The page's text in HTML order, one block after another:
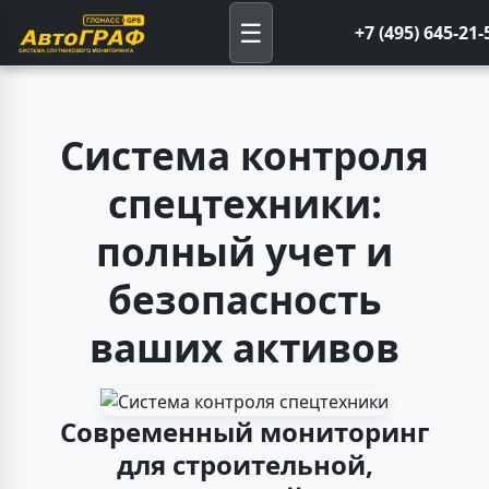
☰ +7 (495) 645-21-
Система контроля
спецтехники:
полный учет и
безопасность
ваших активов
Современный мониторинг
для строительной,